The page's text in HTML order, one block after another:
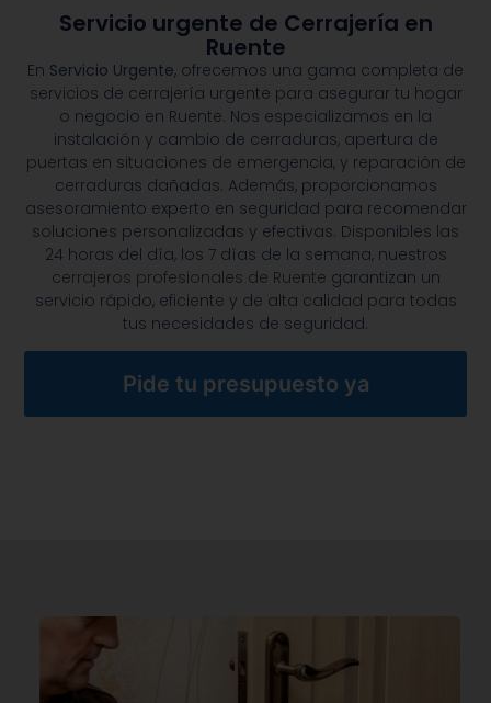
Servicio urgente de Cerrajería en
Ruente
En Servicio Urgente, ofrecemos una gama completa de
servicios de cerrajería urgente para asegurar tu hogar
o negocio en Ruente. Nos especializamos en la
instalación y cambio de cerraduras, apertura de
puertas en situaciones de emergencia, y reparación de
cerraduras dañadas. Además, proporcionamos
asesoramiento experto en seguridad para recomendar
soluciones personalizadas y efectivas. Disponibles las
24 horas del día, los 7 días de la semana, nuestros
cerrajeros profesionales de Ruente garantizan un
servicio rápido, eficiente y de alta calidad para todas
tus necesidades de seguridad.
Pide tu presupuesto ya